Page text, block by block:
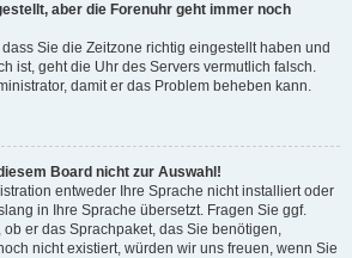
aber die Forenuhr geht immer noch
Sie die Zeitzone richtig eingestellt haben und
ist, geht die Uhr des Servers vermutlich falsch.
damit er das Problem beheben kann.
Board nicht zur Auswahl!
entweder Ihre Sprache nicht installiert oder
in Ihre Sprache übersetzt. Fragen Sie ggf.
er das Sprachpaket, das Sie benötigen,
nicht existiert, würden wir uns freuen, wenn Sie